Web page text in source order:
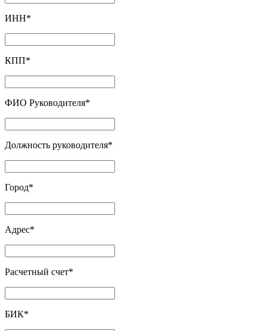
ИНН*
КПП*
ФИО Руководителя*
Должность руководителя*
Город*
Адрес*
Расчетный счет*
БИК*